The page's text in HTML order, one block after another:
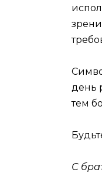
день
тем
С